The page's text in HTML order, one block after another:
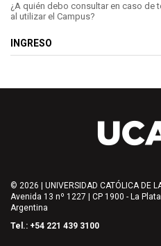
¿A quién debo consultar en caso de
al utilizar el Campus?
INGRESO
© 2026 | UNIVERSIDAD CATÓLICA DE
Avenida 13 nº 1227 | CP 1900 - La
Argentina
Tel.: +54 221 439 3100